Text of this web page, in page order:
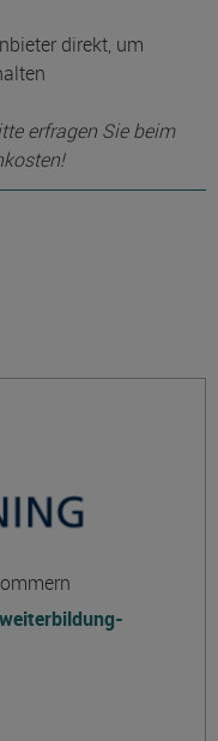
direkt, um
erfragen Sie beim